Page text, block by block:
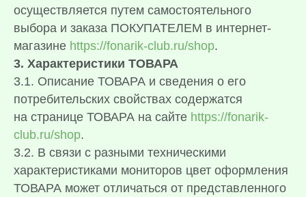
осуществляется путем самостоятельного
выбора и заказа ПОКУПАТЕЛЕМ в интернет-
магазине https://fonarik-club.ru/shop.
3. Характеристики ТОВАРА
3.1. Описание ТОВАРА и сведения о его
потребительских свойствах содержатся
на странице ТОВАРА на сайте https://fonarik-
club.ru/shop.
3.2. В связи с разными техническими
характеристиками мониторов цвет оформления
ТОВАРА может отличаться от представленного